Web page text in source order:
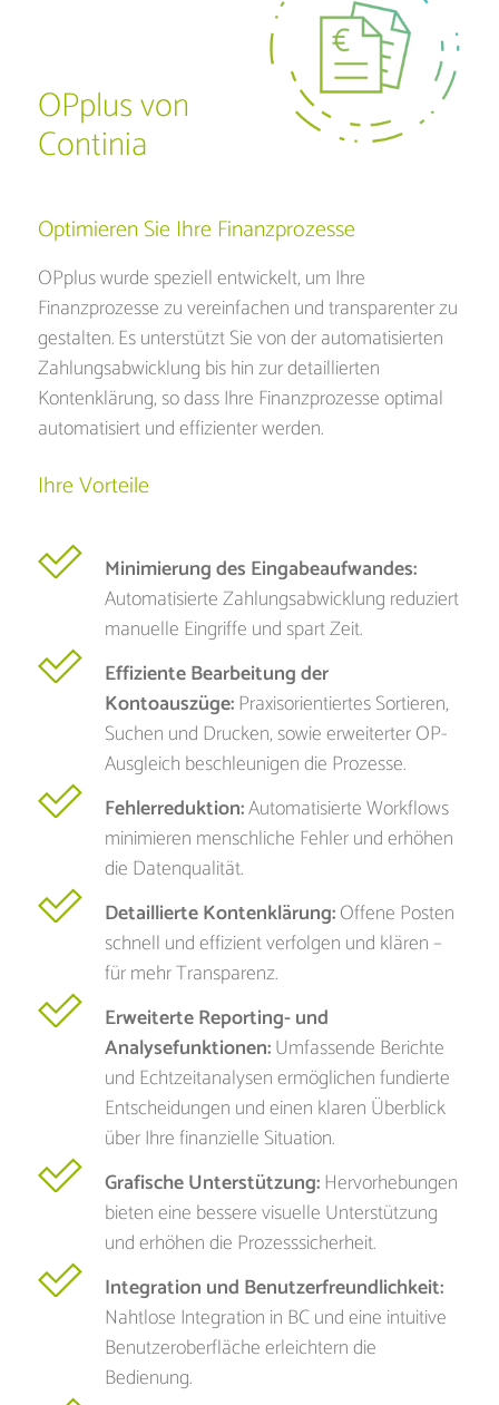
OPplus von
Continia
Optimieren Sie Ihre Finanzprozesse
OPplus wurde speziell entwickelt, um Ihre
Finanzprozesse zu vereinfachen und transparenter zu
gestalten. Es unterstützt Sie von der automatisierten
Zahlungsabwicklung bis hin zur detaillierten
Kontenklärung, so dass Ihre Finanzprozesse optimal
automatisiert und effizienter werden.
Ihre Vorteile
Minimierung des Eingabeaufwandes:
Automatisierte Zahlungsabwicklung reduziert
manuelle Eingriffe und spart Zeit.
Effiziente Bearbeitung der
Kontoauszüge:Praxisorientiertes Sortieren,
Suchen und Drucken, sowie erweiterter OP-
Ausgleich beschleunigen die Prozesse.
Fehlerreduktion:Automatisierte Workflows
minimieren menschliche Fehler und erhöhen
die Datenqualität.
Detaillierte Kontenklärung:Offene Posten
schnell und effizient verfolgen und klären –
für mehr Transparenz.
Erweiterte Reporting- und
Analysefunktionen:Umfassende Berichte
und Echtzeitanalysen ermöglichen fundierte
Entscheidungen und einen klaren Überblick
über Ihre finanzielle Situation.
Grafische Unterstützung:Hervorhebungen
bieten eine bessere visuelle Unterstützung
und erhöhen die Prozesssicherheit.
Integration und Benutzerfreundlichkeit:
Nahtlose Integration in BC und eine intuitive
Benutzeroberfläche erleichtern die
Bedienung.